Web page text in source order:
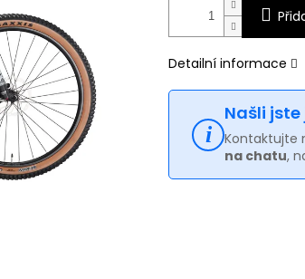
Detailní informace
Našli
Kontaktujte
na chatu,